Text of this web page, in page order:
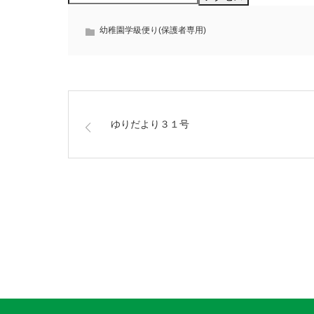
幼稚園学級便り(保護者専用)
ゆりだより３１号